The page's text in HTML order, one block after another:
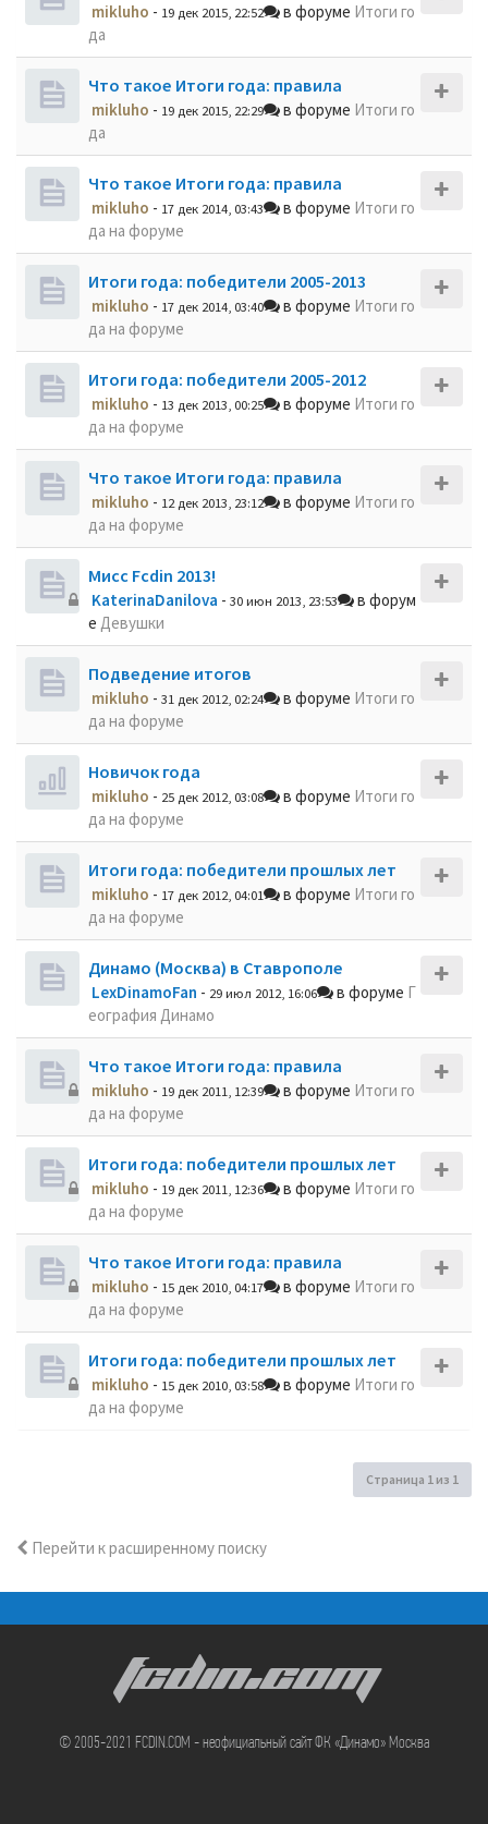
mikluho - 19 дек 2015, 22:52 в форуме Итоги го
да
Что такое Итоги года: правила
mikluho - 19 дек 2015, 22:29 в форуме Итоги го
да
Что такое Итоги года: правила
mikluho - 17 дек 2014, 03:43 в форуме Итоги го
да на форуме
Итоги года: победители 2005-2013
mikluho - 17 дек 2014, 03:40 в форуме Итоги го
да на форуме
Итоги года: победители 2005-2012
mikluho - 13 дек 2013, 00:25 в форуме Итоги го
да на форуме
Что такое Итоги года: правила
mikluho - 12 дек 2013, 23:12 в форуме Итоги го
да на форуме
Мисс Fcdin 2013!
KaterinaDanilova - 30 июн 2013, 23:53
в форум
е Девушки
Подведение итогов
mikluho - 31 дек 2012, 02:24 в форуме Итоги го
да на форуме
Новичок года
mikluho - 25 дек 2012, 03:08 в форуме Итоги го
да на форуме
Итоги года: победители прошлых лет
mikluho - 17 дек 2012, 04:01 в форуме Итоги го
да на форуме
Динамо (Москва) в Ставрополе
LexDinamoFan - 29 июл 2012, 16:06 в форуме Г
еография Динамо
Что такое Итоги года: правила
mikluho - 19 дек 2011, 12:39 в форуме Итоги го
да на форуме
Итоги года: победители прошлых лет
mikluho - 19 дек 2011, 12:36 в форуме Итоги го
да на форуме
Что такое Итоги года: правила
mikluho - 15 дек 2010, 04:17 в форуме Итоги го
да на форуме
Итоги года: победители прошлых лет
mikluho - 15 дек 2010, 03:58 в форуме Итоги го
да на форуме
Страница 1из 1
Перейти к расширенному поиску
FCDIN.COM
© 2005-2021 FCDIN.COM - неофициальный сайт ФК «Динамо» Москва